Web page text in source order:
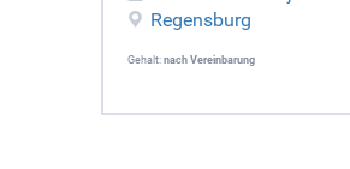
Regensburg
Gehalt: nach Vereinbarung